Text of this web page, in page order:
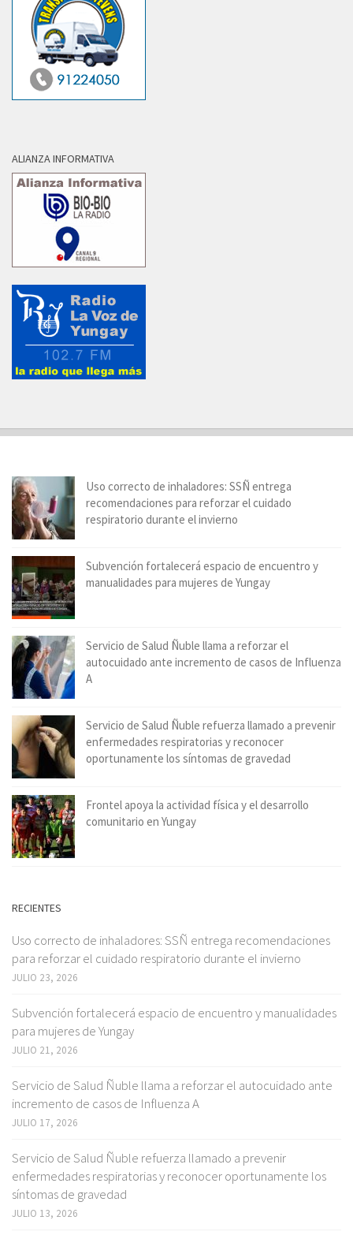
ALIANZA INFORMATIVA
Uso correcto de inhaladores: SSÑ entrega
recomendaciones para reforzar el cuidado
respiratorio durante el invierno
Subvención fortalecerá espacio de encuentro y
manualidades para mujeres de Yungay
Servicio de Salud Ñuble llama a reforzar el
autocuidado ante incremento de casos de Influenza
A
Servicio de Salud Ñuble refuerza llamado a prevenir
enfermedades respiratorias y reconocer
oportunamente los síntomas de gravedad
Frontel apoya la actividad física y el desarrollo
comunitario en Yungay
RECIENTES
Uso correcto de inhaladores: SSÑ entrega recomendaciones
para reforzar el cuidado respiratorio durante el invierno
JULIO 23, 2026
Subvención fortalecerá espacio de encuentro y manualidades
para mujeres de Yungay
JULIO 21, 2026
Servicio de Salud Ñuble llama a reforzar el autocuidado ante
incremento de casos de Influenza A
JULIO 17, 2026
Servicio de Salud Ñuble refuerza llamado a prevenir
enfermedades respiratorias y reconocer oportunamente los
síntomas de gravedad
JULIO 13, 2026